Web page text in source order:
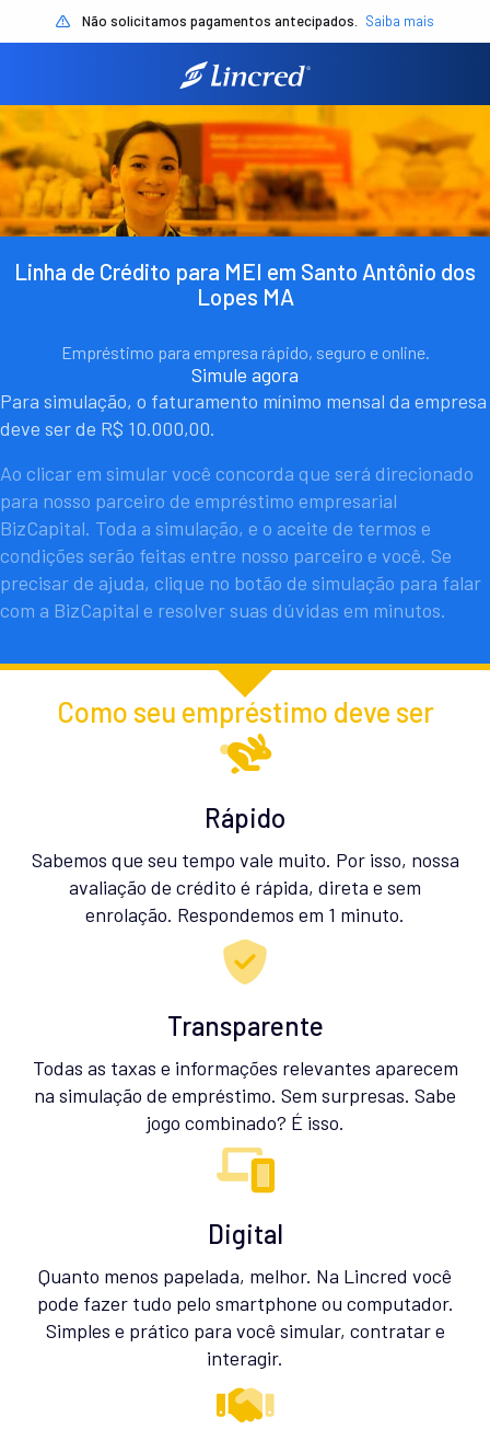
Não solicitamos pagamentos antecipados. Saiba mais
Linha de Crédito para MEI em Santo Antônio dos
Lopes MA
Empréstimo para empresa rápido, seguro e online.
Simule agora
Para simulação, o faturamento mínimo mensal da empresa
deve ser de R$ 10.000,00.
Ao clicar em simular você concorda que será direcionado
para nosso parceiro de empréstimo empresarial
BizCapital. Toda a simulação, e o aceite de termos e
condições serão feitas entre nosso parceiro e você. Se
precisar de ajuda, clique no botão de simulação para falar
com a BizCapital e resolver suas dúvidas em minutos.
Como seu empréstimo deve ser
Rápido
Sabemos que seu tempo vale muito. Por isso, nossa
avaliação de crédito é rápida, direta e sem
enrolação. Respondemos em 1 minuto.
Transparente
Todas as taxas e informações relevantes aparecem
na simulação de empréstimo. Sem surpresas. Sabe
jogo combinado? É isso.
Digital
Quanto menos papelada, melhor. Na Lincred você
pode fazer tudo pelo smartphone ou computador.
Simples e prático para você simular, contratar e
interagir.